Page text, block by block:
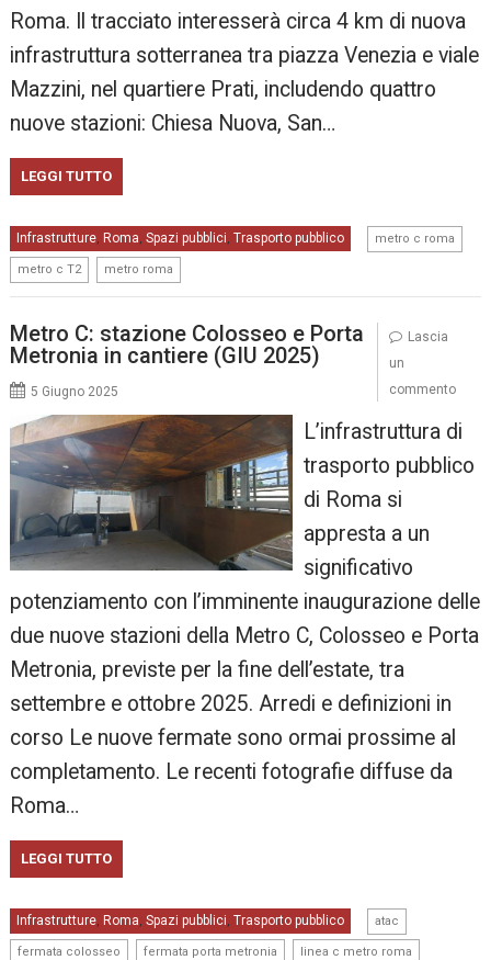
Roma. Il tracciato interesserà circa 4 km di nuova
infrastruttura sotterranea tra piazza Venezia e viale
Mazzini, nel quartiere Prati, includendo quattro
nuove stazioni: Chiesa Nuova, San…
LEGGI TUTTO
Infrastrutture, Roma,Spazi pubblici, Trasporto pubblico metro c roma
metro c T2 metro roma
Metro C: stazione Colosseo e Porta
Metronia in cantiere (GIU 2025)
5 Giugno 2025
L’infrastruttura di
trasporto pubblico
di Roma si
appresta a un
significativo
potenziamento con l’imminente inaugurazione delle
due nuove stazioni della Metro C, Colosseo e Porta
Metronia, previste per la fine dell’estate, tra
settembre e ottobre 2025. Arredi e definizioni in
corso Le nuove fermate sono ormai prossime al
completamento. Le recenti fotografie diffuse da
Roma…
LEGGI TUTTO
Infrastrutture, Roma,Spazi pubblici,Trasporto pubblico atac
fermata colosseo fermata porta metronia linea c metro roma
Lascia
un
commento